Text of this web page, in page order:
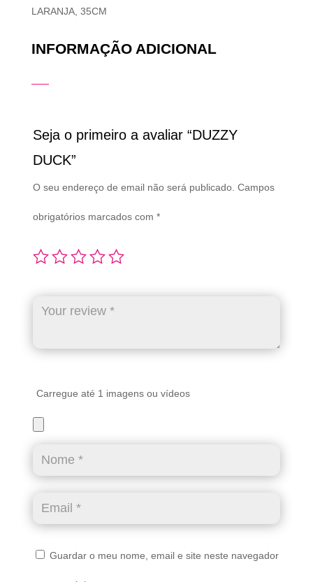
LARANJA, 35CM
INFORMAÇÃO ADICIONAL
Seja o primeiro a avaliar “DUZZY
DUCK”
O seu endereço de email não será publicado. Campos
obrigatórios marcados com *
Carregue até 1 imagens ou vídeos
Guardar o meu nome, email e site neste navegador